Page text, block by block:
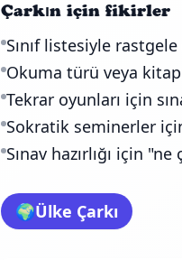
Çarkın için fikirler
Sınıf listesiyle
Okuma türü veya
Tekrar oyunları için
Sokratik seminerler
Sınav hazırlığı için "ne
🌍Ülke Çarkı